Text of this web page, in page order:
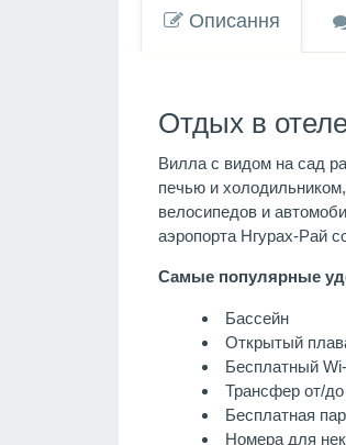
Описання
Отдых в
Вилла с видом на сад
печью и
велосипедов и
аэропорта Нгурах-Рай
Самые популярные
Бассейн
Открытый
Бесплатный
Трансфер от/до
Бесплатная
Номера для